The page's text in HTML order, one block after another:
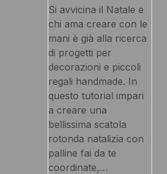
Si avvicina il Natale e
chi ama creare con le
mani è già alla ricerca
di progetti per
decorazioni e piccoli
regali handmade. In
questo tutorial impari
a creare una
bellissima scatola
rotonda natalizia con
palline fai da te
coordinate,…